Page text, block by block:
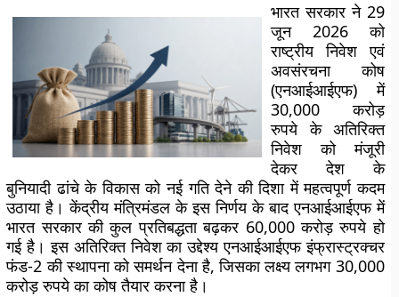
भारत सरकार ने 29
जून 2026 को
राष्ट्रीय निवेश एवं
अवसंरचना कोष
(एनआईआईएफ) में
30,000 करोड़
रुपये के अतिरिक्त
निवेश को मंजूरी
देकर देश के
बुनियादी ढांचे के विकास को नई गति देने की दिशा में महत्वपूर्ण कदम
उठाया है। केंद्रीय मंत्रिमंडल के इस निर्णय के बाद एनआईआईएफ में
भारत सरकार की कुल प्रतिबद्धता बढ़कर 60,000 करोड़ रुपये हो
गई है। इस अतिरिक्त निवेश का उद्देश्य एनआईआईएफ इंफ्रास्ट्रक्चर
फंड-2 की स्थापना को समर्थन देना है, जिसका लक्ष्य लगभग 30,000
करोड़ रुपये का कोष तैयार करना है।